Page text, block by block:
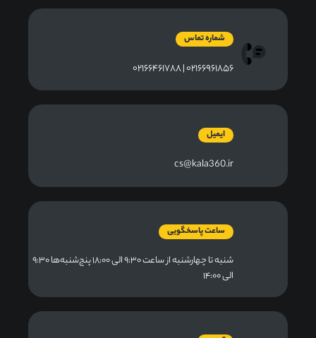
شماره تماس
۰۲۱۶۶۹۶۱۸۵۶ | ۰۲۱۶۶۴۶۱۷۸۸
ایمیل
cs@kala360.ir
ساعت پاسخگویی
شنبه تا چهارشنبه از ساعت ۹:۳۰ الی ۱۸:۰۰ پنج‌شنبه‌ها ۹:۳۰
الی ۱۴:۰۰